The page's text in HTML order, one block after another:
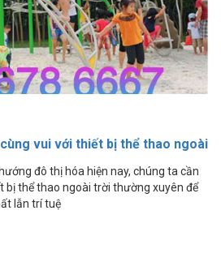
vui với thiết bị thể thao ngoài
đô thị hóa hiện nay, chúng ta cần
bị thể thao ngoài trời thường xuyên để
lẫn trí tuệ